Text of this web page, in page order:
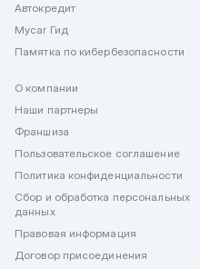
Автокредит
Mycar Гид
Памятка по кибербезопасности
О компании
Наши партнеры
Франшиза
Пользовательское соглашение
Политика конфиденциальности
Сбор и обработка персональных
данных
Правовая информация
Договор присоединения